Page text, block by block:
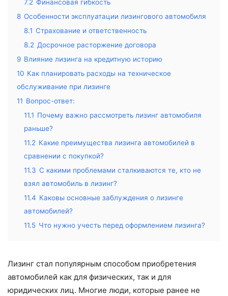
7.2 Финансовая гибкость
8 Особенности эксплуатации лизингового автомобиля
8.1 Страхование и ответственность
8.2 Досрочное расторжение договора
9 Влияние лизинга на кредитную историю
10 Как планировать расходы на техническое
обслуживание при лизинге
11 Вопрос-ответ:
11.1 Почему важно рассмотреть лизинг автомобиля
раньше?
11.2 Какие преимущества лизинга автомобилей в
сравнении с покупкой?
11.3 С какими проблемами сталкиваются те, кто не
взял автомобиль в лизинг?
11.4 Каковы основные заблуждения о лизинге
автомобилей?
11.5 Что нужно учесть перед оформлением лизинга?
Лизинг стал популярным способом приобретения
автомобилей как для физических, так и для
юридических лиц. Многие люди, которые ранее не